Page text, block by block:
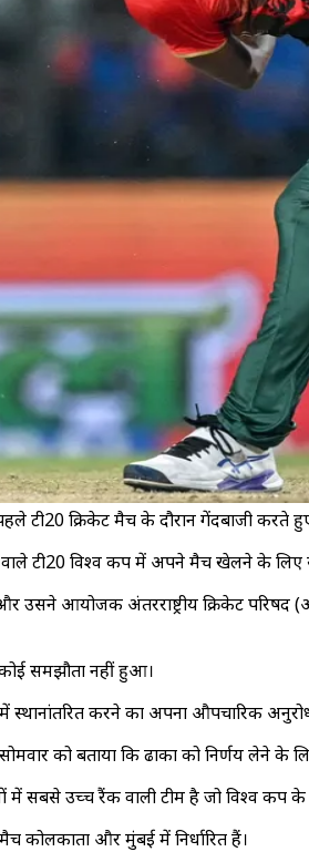
टी20 क्रिकेट मैच के दौरान गेंदबाजी करते
टी20 विश्व कप में अपने मैच खेलने के लिए
उसने आयोजक अंतरराष्ट्रीय क्रिकेट
समझौता नहीं हुआ।
स्थानांतरित करने का अपना औपचारिक अनुरोध
को बताया कि ढाका को निर्णय लेने के
सबसे उच्च रैंक वाली टीम है जो विश्व कप के
कोलकाता और मुंबई में निर्धारित हैं।